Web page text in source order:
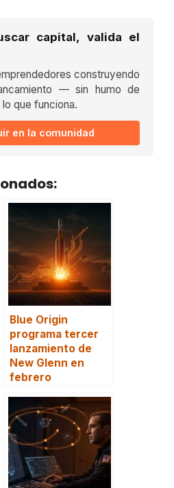
capital, valida el
construyendo
— sin humo de
que funciona.
en la comunidad
Blue Origin
programa tercer
lanzamiento de
New Glenn en
febrero